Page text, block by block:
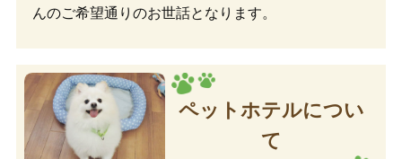
んのご希望通りのお世話となります。
ペットホテルについ
て